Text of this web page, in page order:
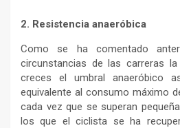
2. Resistencia anaeróbica
Como se ha comentado
circunstancias de las carreras
creces el umbral anaeróbico
equivalente al consumo máximo
cada vez que se superan
los que el ciclista se ha